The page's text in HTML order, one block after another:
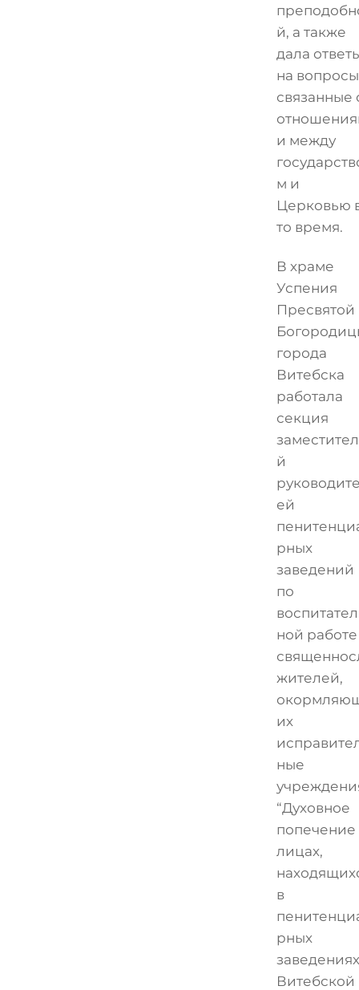
й, а также
дала
на
связанные
и между
м и
Церковью
то время.
В храме
Успения
Пресвятой
города
Витебска
работала
секция
й
ей
рных
заведений
по
ной
жителей,
их
ные
“Духовное
попечение
лицах,
в
рных
заведениях
Витебской